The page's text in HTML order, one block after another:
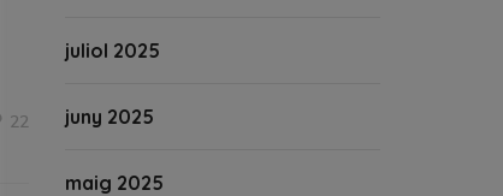
22
juliol 2025
juny 2025
maig 2025